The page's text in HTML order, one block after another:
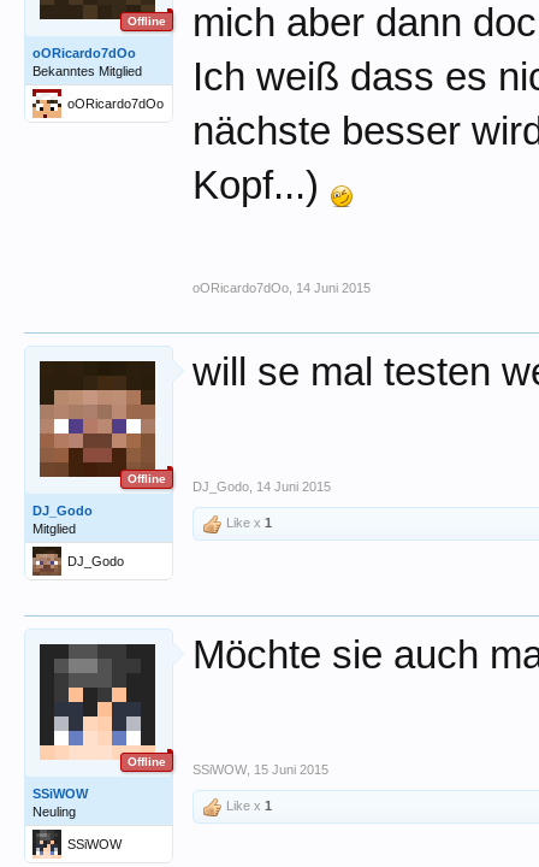
Offline
oORicardo7dOo
Bekanntes Mitglied
oORicardo7dOo
mich aber dann
Ich weiß dass es
nächste besser
Kopf...)
oORicardo7dOo 14 Juni 2015
Offline
DJ_Godo
Mitglied
DJ_Godo
will se mal testen
DJ_Godo 14 Juni 2015
Like x 1
Offline
SSiWOW
Neuling
SSiWOW
Möchte sie auch
SSiWOW 15 Juni 2015
Like x 1